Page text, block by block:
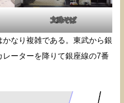
文殊そば
なり複雑である。東武から銀
ーターを降りて銀座線の7番